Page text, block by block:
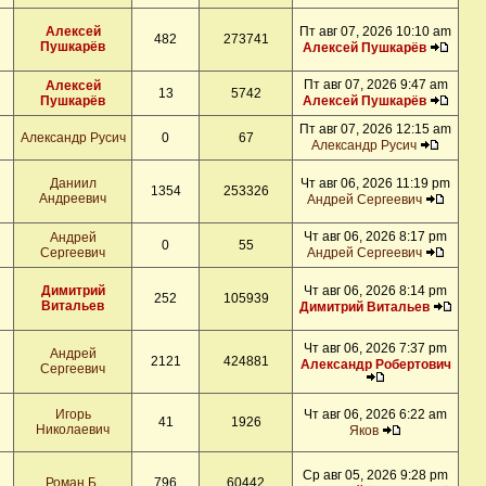
Алексей
Пушкарёв
482 273741
Пт авг 07, 2026 10:10 am
Алексей Пушкарёв
Алексей
Пушкарёв
13 5742
Пт авг 07, 2026 9:47 am
Алексей Пушкарёв
Александр Русич 0 67
Пт авг 07, 2026 12:15 am
Александр Русич
Даниил
Андреевич
1354 253326
Чт авг 06, 2026 11:19 pm
Андрей Сергеевич
Андрей
Сергеевич
0 55
Чт авг 06, 2026 8:17 pm
Андрей Сергеевич
Димитрий
Витальев
252 105939
Чт авг 06, 2026 8:14 pm
Димитрий Витальев
Андрей
Сергеевич
2121 424881
Чт авг 06, 2026 7:37 pm
Александр Робертович
Игорь
Николаевич
41 1926
Чт авг 06, 2026 6:22 am
Яков
Роман Б. 796 60442
Ср авг 05, 2026 9:28 pm